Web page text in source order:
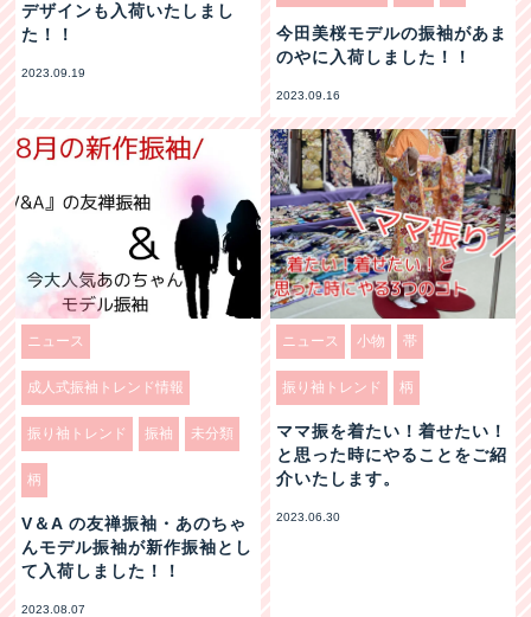
デザインも入荷いたしまし
た！！
2023.09.19
今田美桜モデルの振袖があま
のやに入荷しました！！
2023.09.16
ニュース
成人式振袖トレンド情報
振り袖トレンド 振袖 未分類
柄
V＆A の友禅振袖・あのちゃ
んモデル振袖が新作振袖とし
て入荷しました！！
2023.08.07
ニュース 小物 帯
振り袖トレンド 柄
ママ振を着たい！着せたい！
と思った時にやることをご紹
介いたします。
2023.06.30